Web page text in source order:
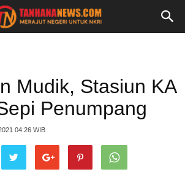
Mudik, Stasiun KA
Penumpang
04:26 WIB